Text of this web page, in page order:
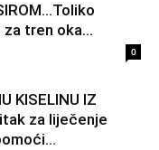
za tren oka…
0
KISELINU IZ
za liječenje